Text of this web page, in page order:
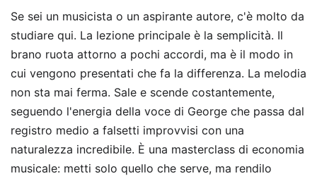
Se sei un musicista o un aspirante autore, c'è molto da
studiare qui. La lezione principale è la semplicità. Il
brano ruota attorno a pochi accordi, ma è il modo in
cui vengono presentati che fa la differenza. La melodia
non sta mai ferma. Sale e scende costantemente,
seguendo l'energia della voce di George che passa dal
registro medio a falsetti improvvisi con una
naturalezza incredibile. È una masterclass di economia
musicale: metti solo quello che serve, ma rendilo